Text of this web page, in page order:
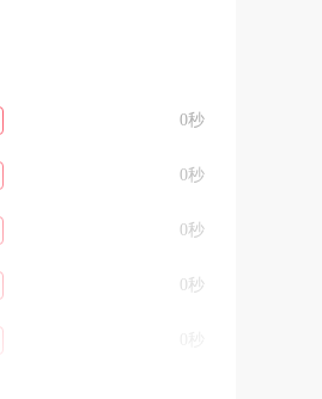
0秒
0秒
0秒
0秒